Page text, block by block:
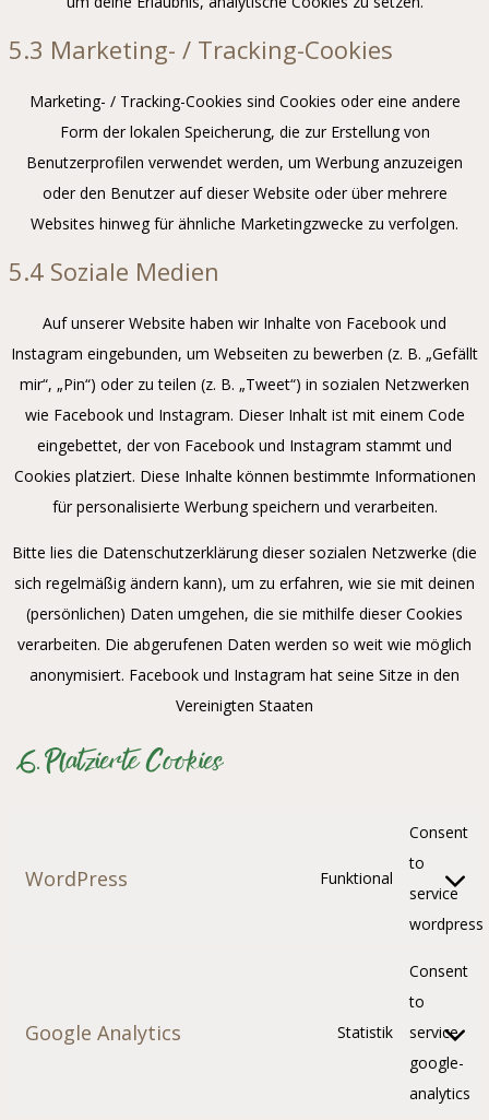
5.3 Marketing- / Tracking-Cookies
Marketing- / Tracking-Cookies sind Cookies oder eine andere
Form der lokalen Speicherung, die zur Erstellung von
Benutzerprofilen verwendet werden, um Werbung anzuzeigen
oder den Benutzer auf dieser Website oder über mehrere
Websites hinweg für ähnliche Marketingzwecke zu verfolgen.
5.4 Soziale Medien
Auf unserer Website haben wir Inhalte von Facebook und
Instagram eingebunden, um Webseiten zu bewerben (z. B. „Gefällt
mir“, „Pin“) oder zu teilen (z. B. „Tweet“) in sozialen Netzwerken
wie Facebook und Instagram. Dieser Inhalt ist mit einem Code
eingebettet, der von Facebook und Instagram stammt und
Cookies platziert. Diese Inhalte können bestimmte Informationen
für personalisierte Werbung speichern und verarbeiten.
Bitte lies die Datenschutzerklärung dieser sozialen Netzwerke (die
sich regelmäßig ändern kann), um zu erfahren, wie sie mit deinen
(persönlichen) Daten umgehen, die sie mithilfe dieser Cookies
verarbeiten. Die abgerufenen Daten werden so weit wie möglich
anonymisiert. Facebook und Instagram hat seine Sitze in den
Vereinigten Staaten
6. Platzierte Cookies
WordPress Funktional
Consent
to
service
wordpress
Google Analytics Statistik
Consent
to
service
google-
analytics